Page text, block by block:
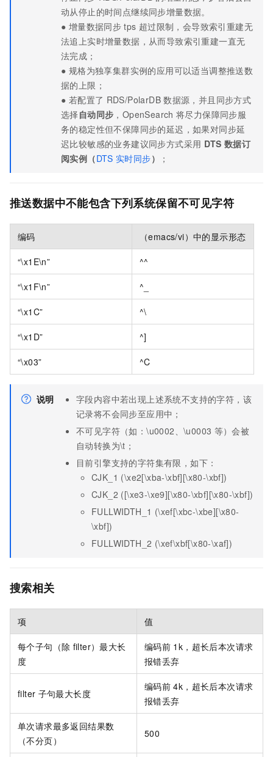
动从停止的时间点继续同步增量数据。
● 增量数据同步 tps 超过限制，会导致索引重建无
法追上实时增量数据，从而导致索引重建一直无
法完成；
● 规格为独享集群实例的应用可以适当调整推送数
据的上限；
● 若配置了 RDS/PolarDB 数据源，并且同步方式
选择 自动同步 ，OpenSearch 将尽力保障同步服
务的稳定性但不保障同步的延迟，如果对同步延
迟比较敏感的业务建议同步方式采用 DTS 数据订
阅实例（DTS 实时同步） ；
推送数据中不能包含下列系统保留不可见字符
编码 （emacs/vi）中的显示形态
“\x1E\n” ^^
“\x1F\n” ^_
“\x1C” ^\
“\x1D” ^]
“\x03” ^C
说明
字段内容中若出现上述系统不支持的字符，该
记录将不会同步至应用中；
不可见字符（如：\u0002、\u0003 等）会被
自动转换为\t；
目前引擎支持的字符集有限，如下：
CJK_1 (\xe2[\xba-\xbf][\x80-\xbf])
CJK_2 ([\xe3-\xe9][\x80-\xbf][\x80-\xbf])
FULLWIDTH_1 (\xef[\xbc-\xbe][\x80-
\xbf])
FULLWIDTH_2 (\xef\xbf[\x80-\xaf])
搜索相关
项 值
每个子句（除 filter）最大长
度
编码前 1k，超长后本次请求
报错丢弃
filter 子句最大长度
编码前 4k，超长后本次请求
报错丢弃
单次请求最多返回结果数
（不分页）
500